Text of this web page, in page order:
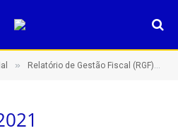
» Relatório de Gestão Fiscal (RGF)